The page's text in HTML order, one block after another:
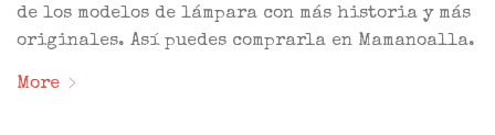
de los modelos de lámpara con más historia y más
originales. Así puedes comprarla en Mamanoalla.
More